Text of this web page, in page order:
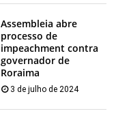
Assembleia abre
processo de
impeachment contra
governador de
Roraima
3 de julho de 2024